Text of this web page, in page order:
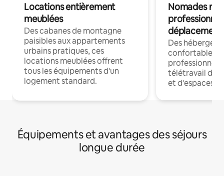
Locations entièrement
meublées
Des cabanes de montagne
paisibles aux appartements
urbains pratiques, ces
locations meublées offrent
tous les équipements d'un
logement standard.
Nomades
déplacement
Des
confortables
professionnels
télétravail
et d'espaces
Équipements et avantages des séjours
longue durée